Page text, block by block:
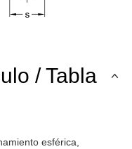
/ Tabla
esférica,